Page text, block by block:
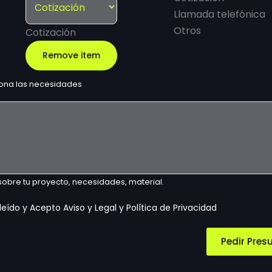
Cotización
Remove item
Llamada telefónica
Otros
las necesidades
tu proyecto, necesidades, material.
y Acepto Aviso y Legal y Política de Privacidad
Pedir